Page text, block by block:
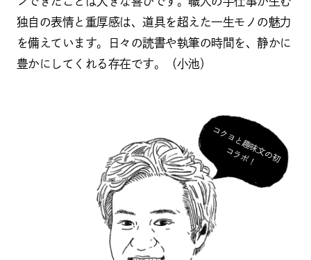
独自の表情と重厚感は、道具を超えた一生モノの魅力
を備えています。日々の読書や執筆の時間を、静かに
豊かにしてくれる存在です。（小池）
コ
ク
ヨ
と
趣
味
文
の
初
コ
ラ
ボ
！